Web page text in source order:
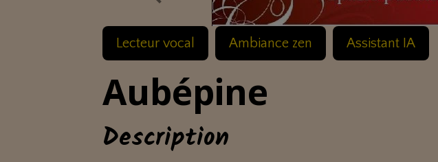
Lecteur vocal Ambiance zen Assistant IA
Aubépine
Description